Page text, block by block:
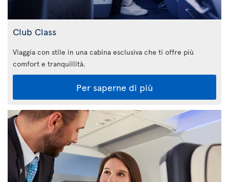
Club Class
Viaggia con stile in una cabina esclusiva che ti offre più
comfort e tranquillità.
Per saperne di più